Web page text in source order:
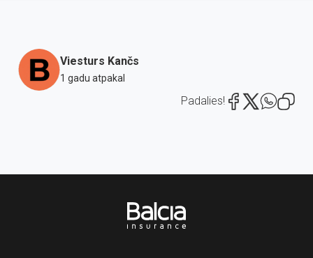
Viesturs Kančs
1 gadu atpakal
Padalies!